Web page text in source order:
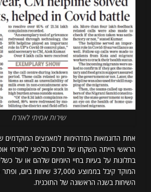
שירות אמיתי לאזרח
אחת הדוגמאות המדהימות למאמצים המוקדמים
הראשי הייתה השקתו של מרכז טלפוני לאזרחי
בתלונות על בעיות בחיי היומיום שלהם או על
השיחות בשנה הראשונה של התוכנית.